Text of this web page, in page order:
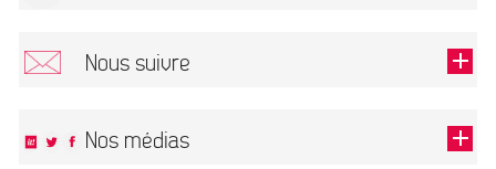
Nous suivre
Nos médias